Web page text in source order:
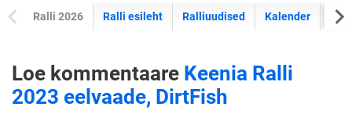
Ralli 2026 Ralli esileht Ralliuudised Kalender
Loe kommentaare Keenia Ralli
2023 eelvaade, DirtFish